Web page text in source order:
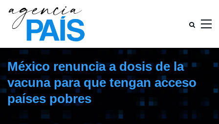
México renuncia a dosis de la
vacuna para que tengan acceso
países pobres